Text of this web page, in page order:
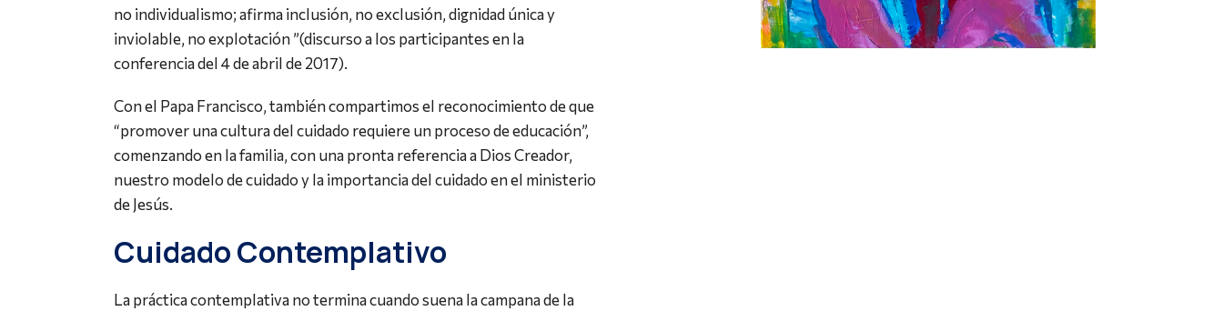
no individualismo; afirma inclusión, no exclusión, dignidad única y
inviolable, no explotación ”(discurso a los participantes en la
conferencia del 4 de abril de 2017).
Con el Papa Francisco, también compartimos el reconocimiento de que
“promover una cultura del cuidado requiere un proceso de educación”,
comenzando en la familia, con una pronta referencia a Dios Creador,
nuestro modelo de cuidado y la importancia del cuidado en el ministerio
de Jesús.
Cuidado Contemplativo
La práctica contemplativa no termina cuando suena la campana de la